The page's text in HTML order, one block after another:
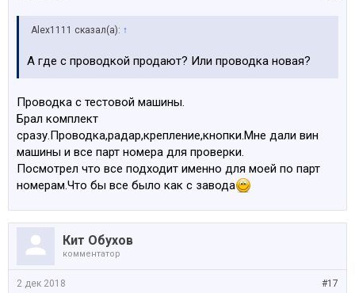
19" л/с д.сдв.спицы 698M
дополнительный объем для EU
Система обогрева рулевого колеса
S2PAA
Фиксатор колесного болта
S2TEA
АКПП с двухпозиционными переключателями
S2VBA
Набор для ремонта шин
S2VGA
Контроль динамических характеристик
S2VLA
Alex1111 сказал(а): ↑
А где с проводкой продают? Или проводка новая?
Проводка с тестовой машины.
Брал комплект
сразу.Проводка,радар,крепление,кнопки.Мне дали вин
машины и все парт номера для проверки.
Посмотрел что все подходит именно для моей по парт
номерам.Что бы все было как с завода
Кит Обухов
комментатор
#17
2 дек 2018